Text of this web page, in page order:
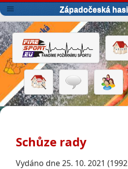
Západočeská
Schůze rady
Vydáno dne 25. 10. 2021